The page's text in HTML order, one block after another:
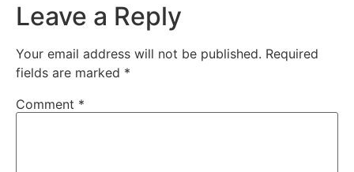
Leave a Reply
Your email address will not be published. Required
fields are marked *
Comment *